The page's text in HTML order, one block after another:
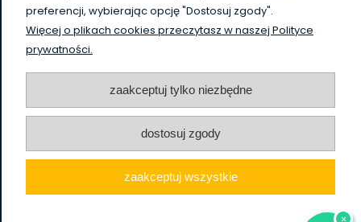
WysokiSklad.pl jest własnością firmy Vanguard Poland
www.vanguardpoland.com
preferencji, wybierając opcję "Dostosuj zgody".
Więcej o plikach cookies przeczytasz w naszej Polityce
prywatności.
zaakceptuj tylko niezbędne
dostosuj zgody
zaakceptuj wszystkie